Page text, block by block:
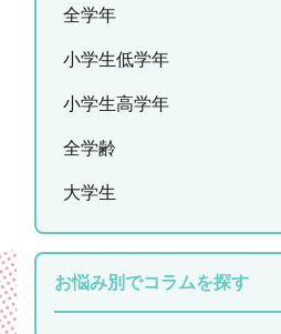
全学年
小学生低学年
小学生高学年
全学齢
大学生
お悩み別でコラムを探す